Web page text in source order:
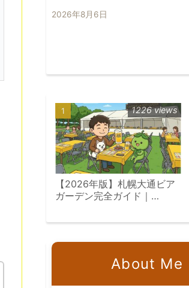
2026年8月6日
【2026年版】札幌大通ビア
ガーデン完全ガイド｜
1226 views
About Me